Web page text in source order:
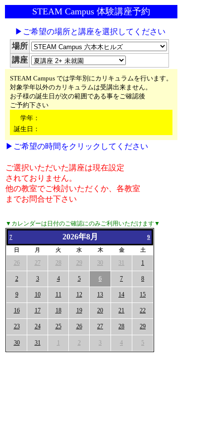
STEAM Campus 体験講座予約
▶ご希望の場所と講座を選択してください
場所
講座
STEAM Campus では学年別にカリキュラムを行います。
対象学年以外のカリキュラムは受講出来ません。
お子様の誕生日が次の範囲である事をご確認後
ご予約下さい
学年：
誕生日：
▶ご希望の時間をクリックしてください
ご選択いただいた講座は現在設定
されておりません。
他の教室でご検討いただくか、各教室
までお問合せ下さい
▼カレンダーは日付のご確認にのみご利用いただけます▼
7 2026年8月 9
日 月 火 水 木 金 土
26 27 28 29 30 31 1
2 3 4 5 6 7 8
9 10 11 12 13 14 15
16 17 18 19 20 21 22
23 24 25 26 27 28 29
30 31 1 2 3 4 5